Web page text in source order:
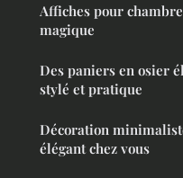
Affiches pour
magique
Des paniers en osier
stylé et pratique
Décoration
élégant chez vous